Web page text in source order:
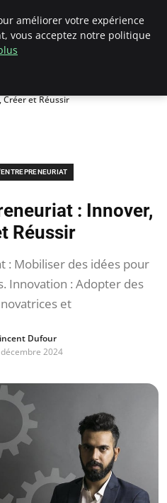
Créer et Réussir
: Innover,
Réussir
: Mobiliser des idées pour
Innovation : Adopter des
et
Dufour
2024
améliorer votre expérience
vous acceptez notre politique